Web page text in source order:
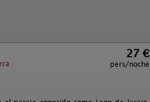
27 €
pers/noche